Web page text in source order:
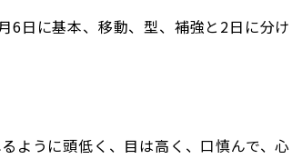
6日に基本、移動、型、補強と2日に分け
ように頭低く、目は高く、口慎んで、心